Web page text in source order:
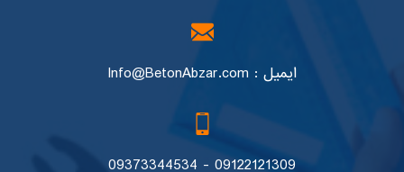
ایمیل : Info@BetonAbzar.com
09122121309 - 09373344534